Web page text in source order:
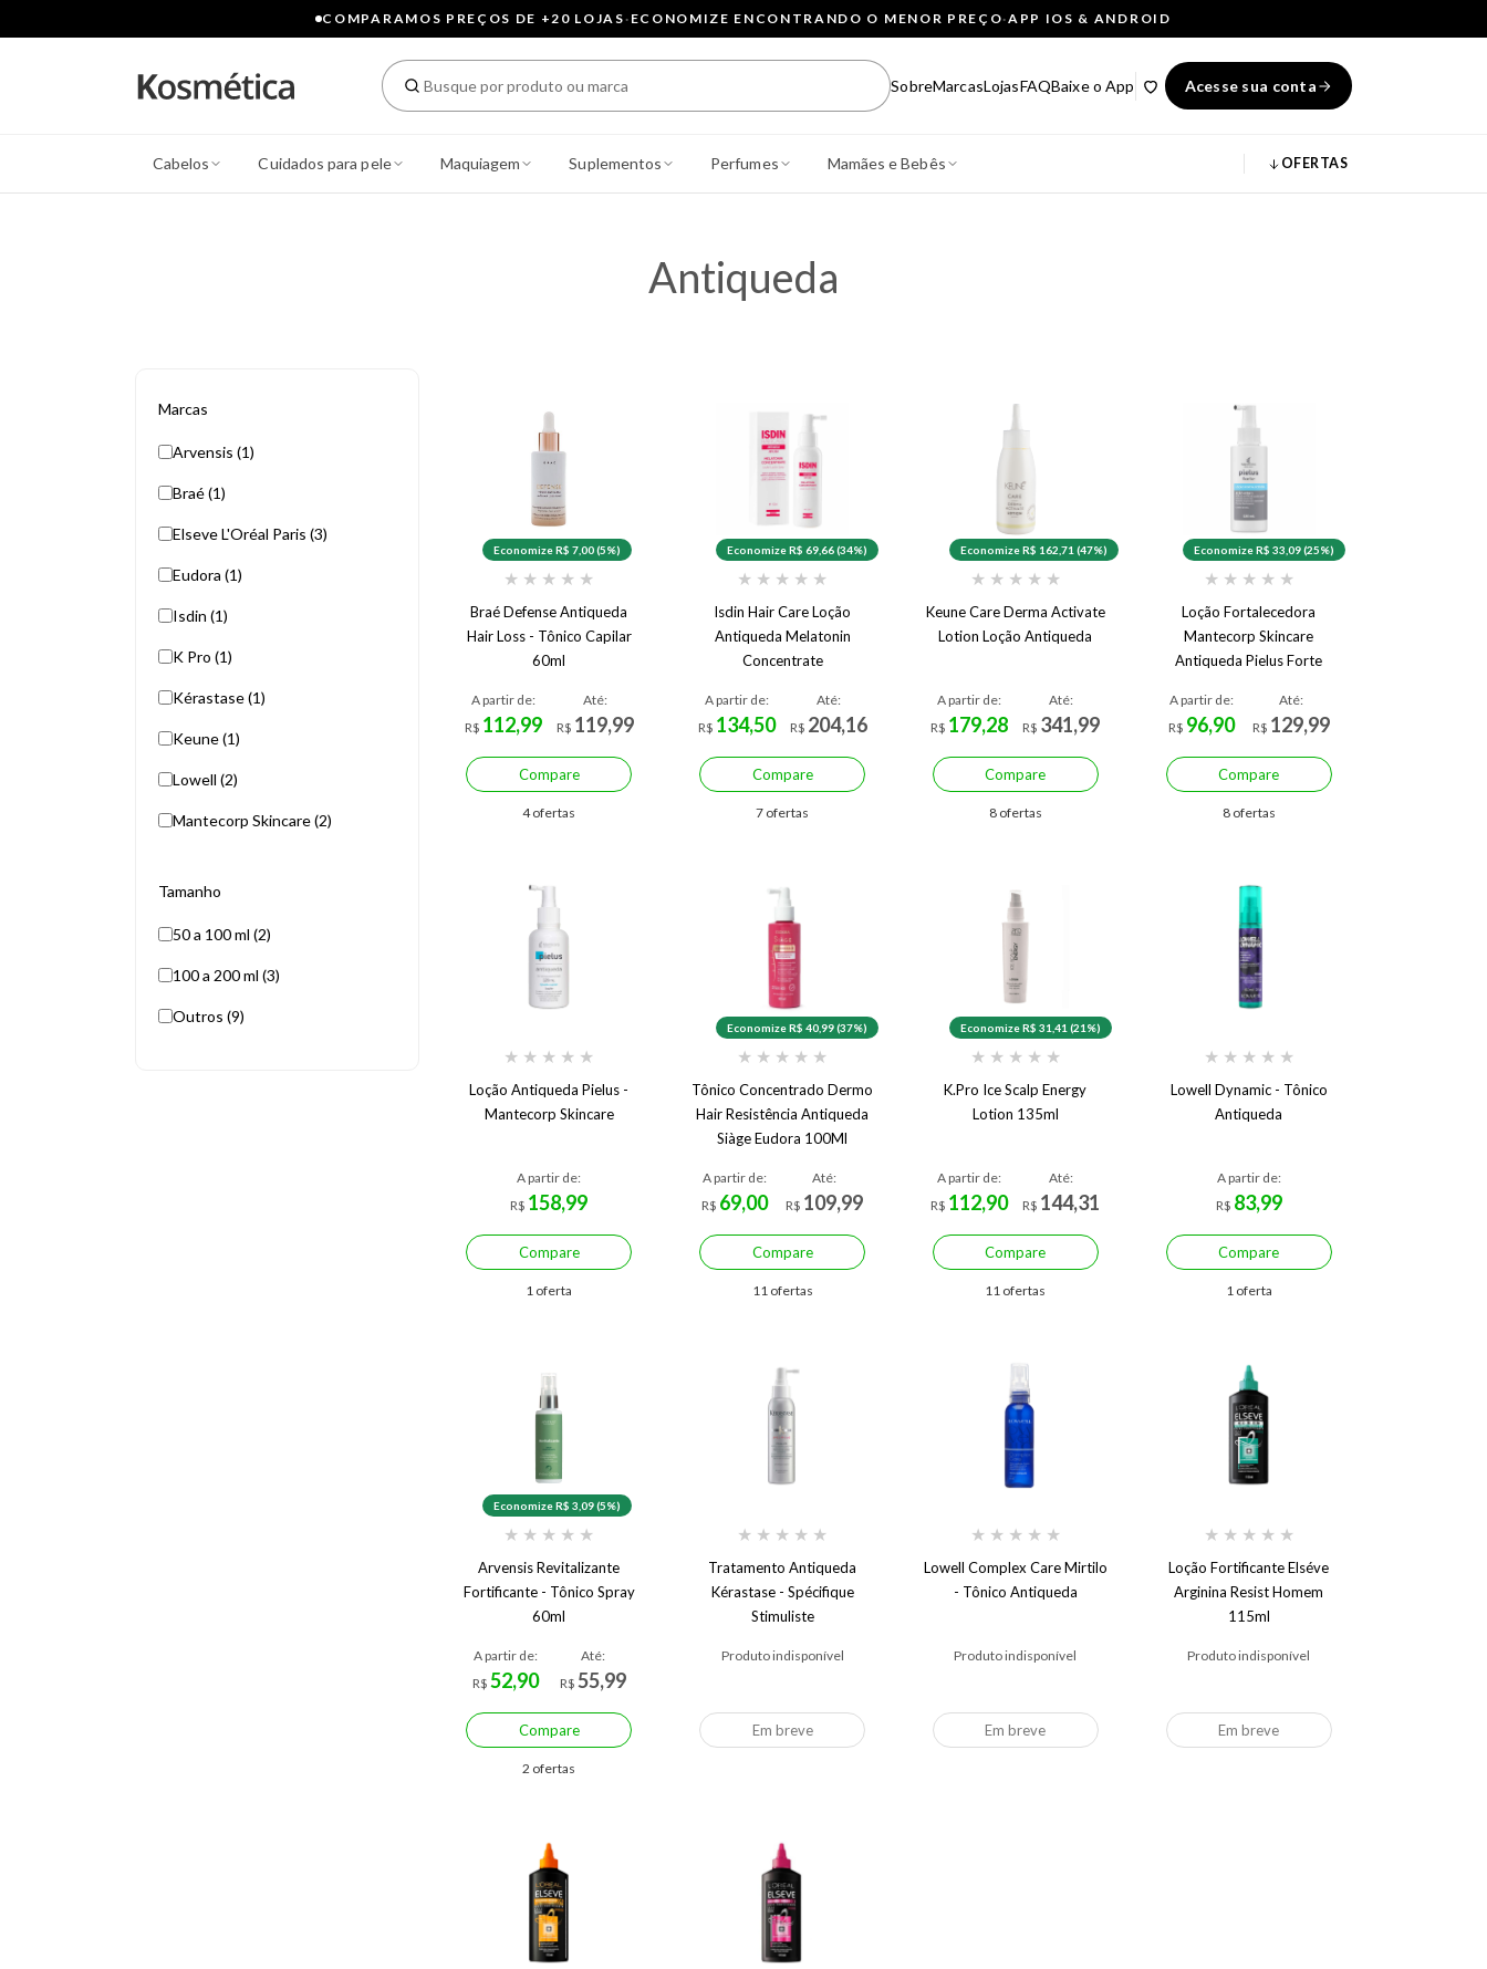
COMPARAMOS PREÇOS DE +20 LOJAS· ECONOMIZE ENCONTRANDO O MENOR PREÇO·APP IOS & ANDROID
SobreMarcasLojasFAQBaixe o App Acesse sua conta
Cabelos Cuidados para pele Maquiagem Suplementos Perfumes Mamães e Bebês OFERTAS
Antiqueda
Marcas
Arvensis (1)
Braé (1)
Elseve L'Oréal Paris (3)
Eudora (1)
Isdin (1)
K Pro (1)
Kérastase (1)
Keune (1)
Lowell (2)
Mantecorp Skincare (2)
Tamanho
50 a 100 ml (2)
100 a 200 ml (3)
Outros (9)
Economize R$ 7,00 (5%)
★ ★ ★ ★ ★
Braé Defense Antiqueda
Hair Loss - Tônico Capilar
60ml
A partir de:
R$ 112,99
Até:
R$ 119,99
Compare
4 ofertas
Economize R$ 69,66 (34%)
★ ★ ★ ★ ★
Isdin Hair Care Loção
Antiqueda Melatonin
Concentrate
A partir de:
R$ 134,50
Até:
R$ 204,16
Compare
7 ofertas
Economize R$ 162,71 (47%)
★ ★ ★ ★ ★
Keune Care Derma Activate
Lotion Loção Antiqueda
A partir de:
R$ 179,28
Até:
R$ 341,99
Compare
8 ofertas
Economize R$ 33,09 (25%)
★ ★ ★ ★ ★
Loção Fortalecedora
Mantecorp Skincare
Antiqueda Pielus Forte
A partir de:
R$ 96,90
Até:
R$ 129,99
Compare
8 ofertas
★ ★ ★ ★ ★
Loção Antiqueda Pielus -
Mantecorp Skincare
A partir de:
R$ 158,99
Compare
1 oferta
Economize R$ 40,99 (37%)
★ ★ ★ ★ ★
Tônico Concentrado Dermo
Hair Resistência Antiqueda
Siàge Eudora 100Ml
A partir de:
R$ 69,00
Até:
R$ 109,99
Compare
11 ofertas
Economize R$ 31,41 (21%)
★ ★ ★ ★ ★
K.Pro Ice Scalp Energy
Lotion 135ml
A partir de:
R$ 112,90
Até:
R$ 144,31
Compare
11 ofertas
★ ★ ★ ★ ★
Lowell Dynamic - Tônico
Antiqueda
A partir de:
R$ 83,99
Compare
1 oferta
Economize R$ 3,09 (5%)
★ ★ ★ ★ ★
Arvensis Revitalizante
Fortificante - Tônico Spray
60ml
A partir de:
R$ 52,90
Até:
R$55,99
Compare
2 ofertas
★ ★ ★ ★ ★
Tratamento Antiqueda
Kérastase - Spécifique
Stimuliste
Produto indisponível
Em breve
★ ★ ★ ★ ★
Lowell Complex Care Mirtilo
- Tônico Antiqueda
Produto indisponível
Em breve
★ ★ ★ ★ ★
Loção Fortificante Elséve
Arginina Resist Homem
115ml
Produto indisponível
Em breve